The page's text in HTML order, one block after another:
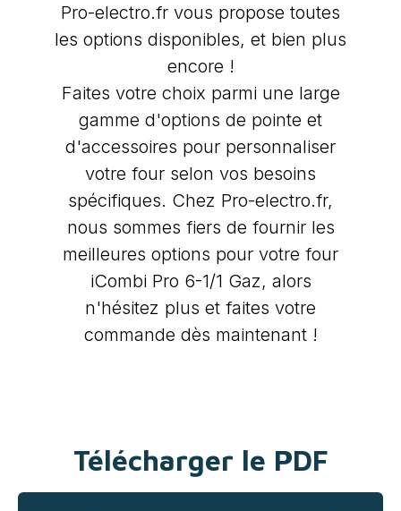
Pro-electro.fr vous propose toutes
les options disponibles, et bien plus
encore !
Faites votre choix parmi une large
gamme d'options de pointe et
d'accessoires pour personnaliser
votre four selon vos besoins
spécifiques. Chez Pro-electro.fr,
nous sommes fiers de fournir les
meilleures options pour votre four
iCombi Pro 6-1/1 Gaz, alors
n'hésitez plus et faites votre
commande dès maintenant !
Télécharger le PDF